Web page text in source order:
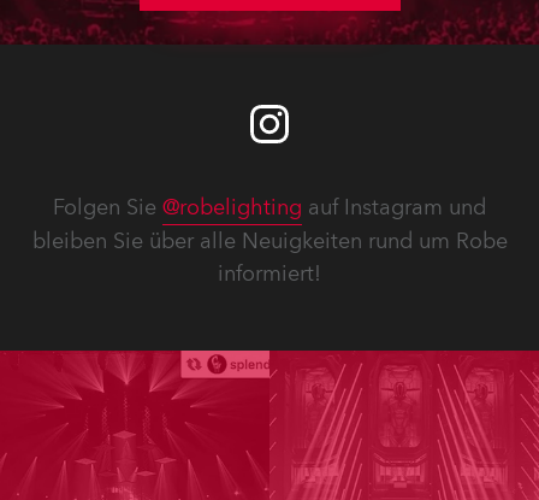
Folgen Sie @robelighting auf Instagram und
bleiben Sie über alle Neuigkeiten rund um Robe
informiert!